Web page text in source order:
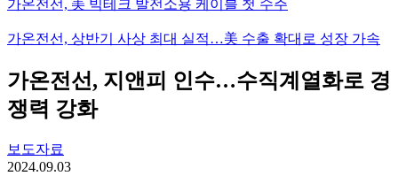
가온전선, 美 빅테크 발전소용 케이블 첫 수주
가온전선, 상반기 사상 최대 실적…美 수출 확대로 성장 가속
가온전선, 지앤피 인수…수직계열화로 경
쟁력 강화
보도자료
2024.09.03